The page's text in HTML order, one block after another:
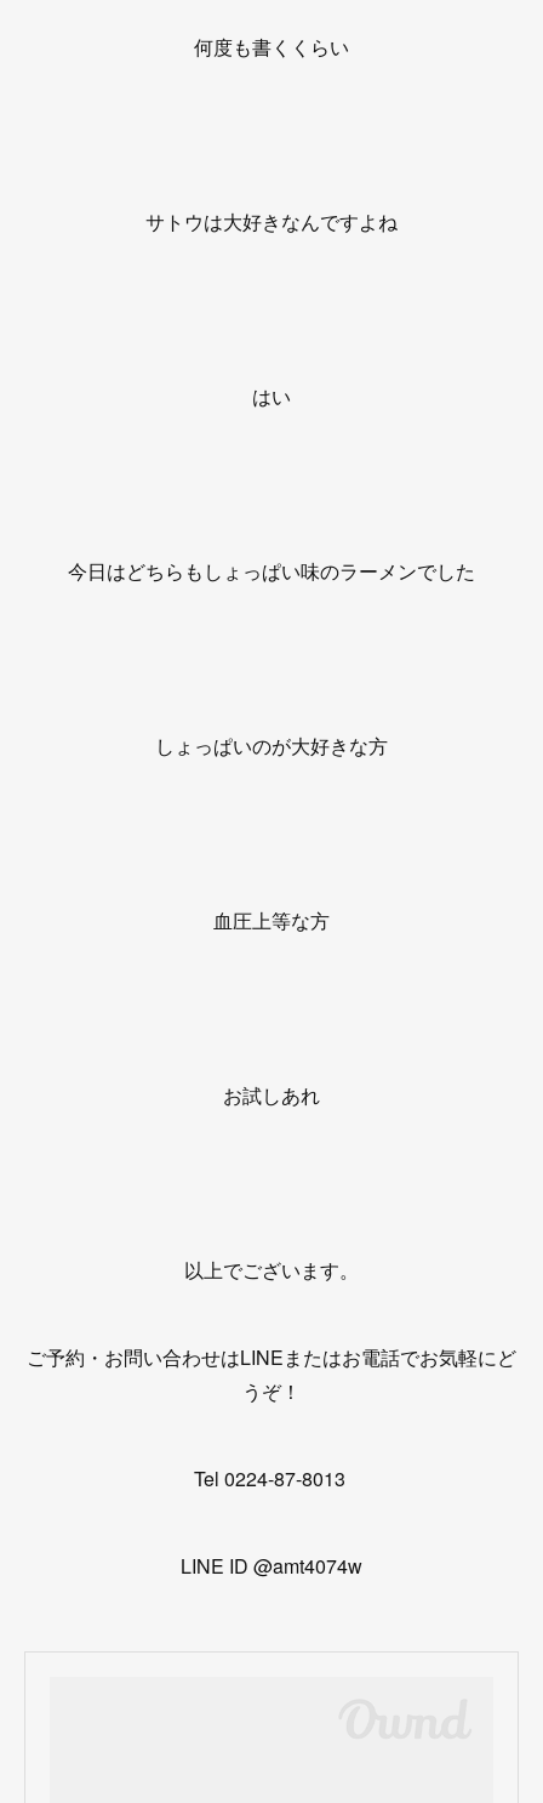
何度も書くくらい
サトウは大好きなんですよね
はい
今日はどちらもしょっぱい味のラーメンでした
しょっぱいのが大好きな方
血圧上等な方
お試しあれ
以上でございます。
ご予約・お問い合わせはLINEまたはお電話でお気軽にど
うぞ！
Tel 0224-87-8013
LINE ID @amt4074w